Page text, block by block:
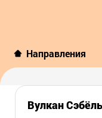
Направления
Вулкан